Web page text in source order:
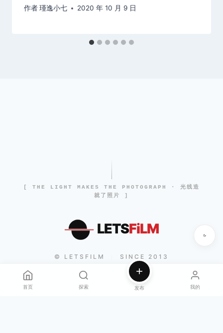
作者瑾逸小七 2020 年 10 月 9 日
[ THE LIGHT MAKES THE PHOTOGRAPH · 光线造
就了照片 ]
LETSFiLM
© LETSFILM SINCE 2013
首页 探索 发布 我的